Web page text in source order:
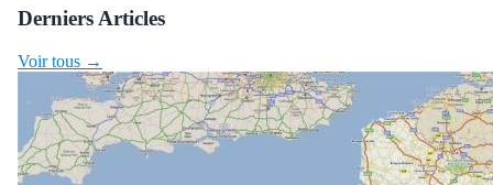
Derniers Articles
Voir tous →